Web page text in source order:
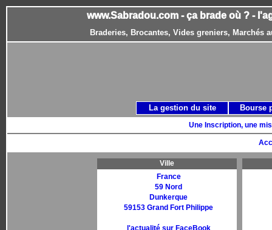
www.Sabradou.com - ça brade où ? -
Braderies, Brocantes, Vides greniers, Marchés
Une Inscription, une
Ville
France
59 Nord
Dunkerque
59153 Grand Fort Philippe
l'actualité sur FaceBook
La gestion du site Bourse